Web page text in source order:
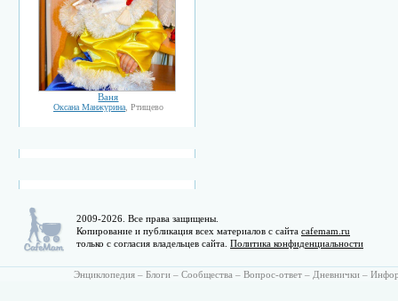
Ваня
Оксана Манжурина, Ртищево
2009-2026. Все права защищены.
Копирование и публикация всех материалов с сайта cafemam.ru
только с согласия владельцев сайта. Политика конфиденциальности
Энциклопедия – Блоги – Сообщества – Вопрос-ответ – Дневнички –